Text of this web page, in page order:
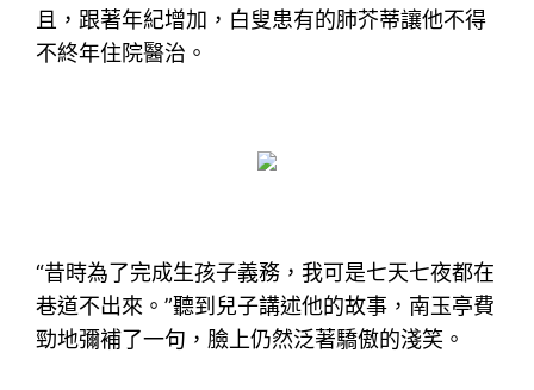
且，跟著年紀增加，白叟患有的肺芥蒂讓他不得
不終年住院醫治。
“昔時為了完成生孩子義務，我可是七天七夜都在
巷道不出來。”聽到兒子講述他的故事，南玉亭費
勁地彌補了一句，臉上仍然泛著驕傲的淺笑。